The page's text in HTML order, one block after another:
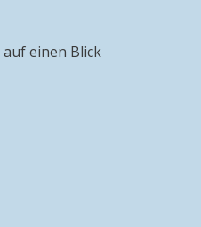
auf einen Blick